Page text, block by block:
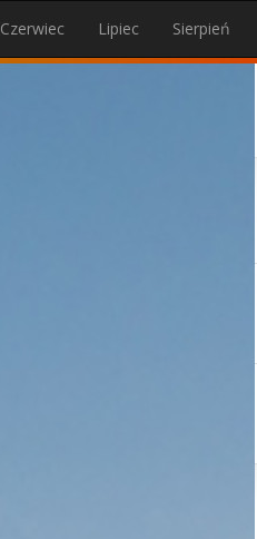
Czerwiec Lipiec Sierpień